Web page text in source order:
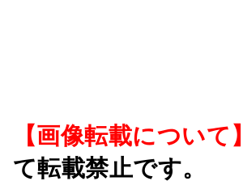
【画像転載について】
て転載禁止です。